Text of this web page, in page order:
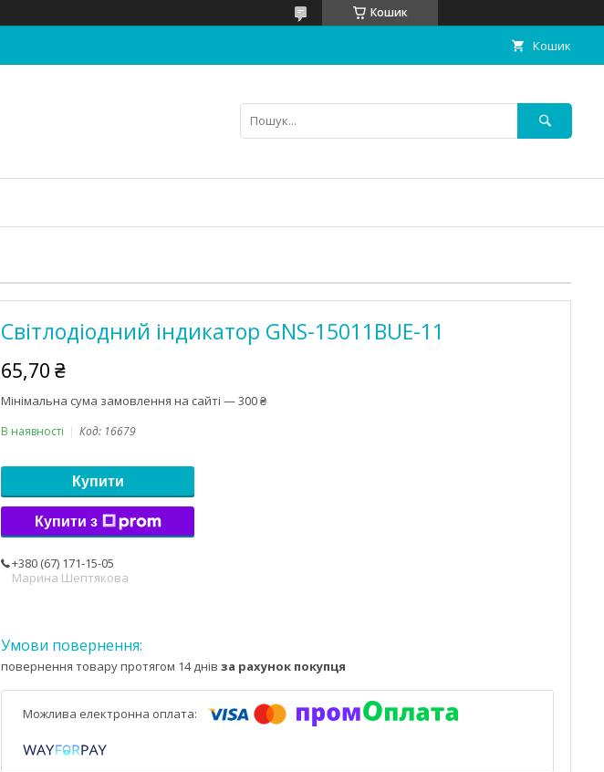
Кошик
Кошик
Світлодіодний індикатор GNS-15011BUE-11
65,70 ₴
Мінімальна сума замовлення на сайті — 300 ₴
В наявності Код: 16679
Купити
Купити з
+380 (67) 171-15-05
Марина Шептякова
повернення товару протягом 14 днів за рахунок покупця